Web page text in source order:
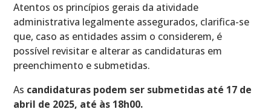
Atentos os princípios gerais da atividade
administrativa legalmente assegurados, clarifica-se
que, caso as entidades assim o considerem, é
possível revisitar e alterar as candidaturas em
preenchimento e submetidas.
As candidaturas podem ser submetidas até 17 de
abril de 2025, até às 18h00.